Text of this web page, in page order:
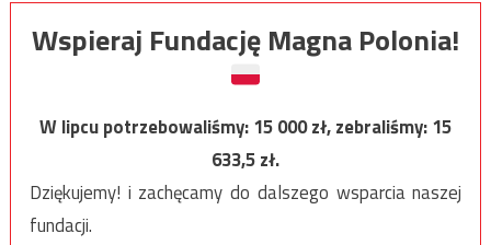
Wspieraj Fundację Magna Polonia!
W lipcu potrzebowaliśmy:15 000zł, zebraliśmy:15
633,5zł.
Dziękujemy! i zachęcamy do dalszego wsparcia naszej
fundacji.